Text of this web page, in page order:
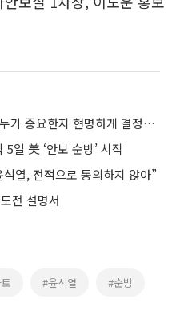
윤석열 “러시아, 남북한 중 누가 중요한지 현명하게 결정해야”
일 美 ‘안보 순방’ 시작
열, 전적으로 동의하지 않아”
전 설명서
#윤석열 #순방